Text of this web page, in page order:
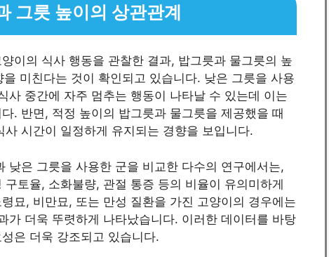
그릇 높이의 상관관계
이의 식사 행동을 관찰한 결과, 밥그릇과 물그릇의 높
미친다는 것이 확인되고 있습니다. 낮은 그릇을 사용
사 중간에 자주 멈추는 행동이 나타날 수 있는데 이는
. 반면, 적정 높이의 밥그릇과 물그릇을 제공했을 때
시간이 일정하게 유지되는 경향을 보입니다.
낮은 그릇을 사용한 군을 비교한 다수의 연구에서는,
토율, 소화불량, 관절 통증 등의 비율이 유의미하게
묘, 비만묘, 또는 만성 질환을 가진 고양이의 경우에는
가 더욱 뚜렷하게 나타났습니다. 이러한 데이터를 바탕
은 더욱 강조되고 있습니다.